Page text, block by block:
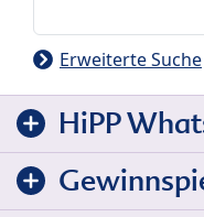
Erweiterte Suche
HiPP